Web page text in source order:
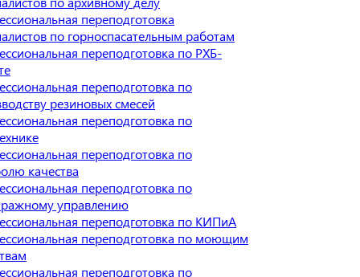
переподготовка
по горноспасательным работам
переподготовка по РХБ-
переподготовка по
резиновых смесей
переподготовка по
переподготовка по
качества
переподготовка по
управлению
переподготовка по КИПиА
переподготовка по моющим
переподготовка по